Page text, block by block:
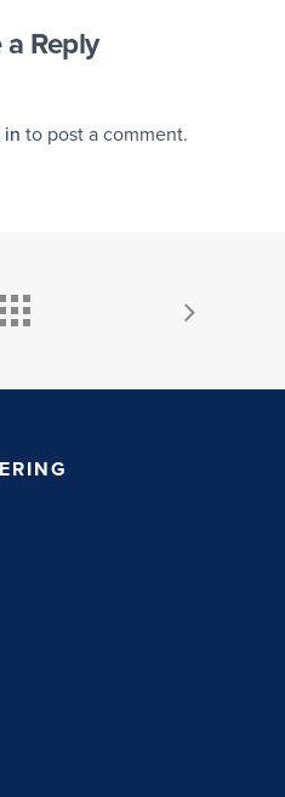
a Reply
in to post a comment.